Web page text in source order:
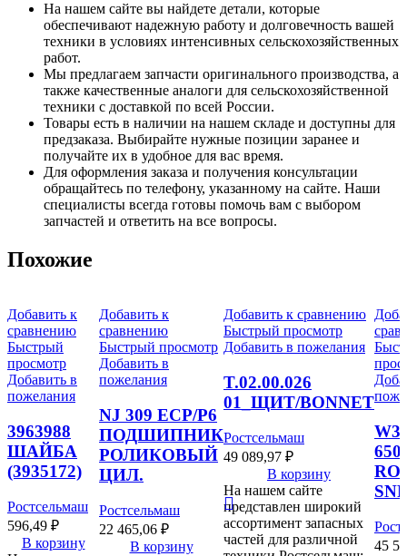
На нашем сайте вы найдете детали, которые
обеспечивают надежную работу и долговечность вашей
техники в условиях интенсивных сельскохозяйственных
работ.
Мы предлагаем запчасти оригинального производства, а
также качественные аналоги для сельскохозяйственной
техники с доставкой по всей России.
Товары есть в наличии на нашем складе и доступны для
предзаказа. Выбирайте нужные позиции заранее и
получайте их в удобное для вас время.
Для оформления заказа и получения консультации
обращайтесь по телефону, указанному на сайте. Наши
специалисты всегда готовы помочь вам с выбором
запчастей и ответить на все вопросы.
Похожие
Добавить к
сравнению
Быстрый
просмотр
Добавить в
пожелания
3963988
ШАЙБА
(3935172)
Ростсельмаш
596,49 ₽
В корзину
Добавить к
сравнению
Быстрый просмотр
Добавить в
пожелания
NJ 309 ECP/P6
ПОДШИПНИК
РОЛИКОВЫЙ
ЦИЛ.
Ростсельмаш
22 465,06 ₽
В корзину
Добавить к сравнению
Быстрый просмотр
Добавить в пожелания
T.02.00.026
01_ЩИТ/BONNET
Ростсельмаш
49 089,97 ₽
В корзину
На нашем сайте
представлен широкий
ассортимент запасных
частей для различной
45